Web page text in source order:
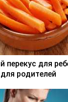
перекус для
родителей